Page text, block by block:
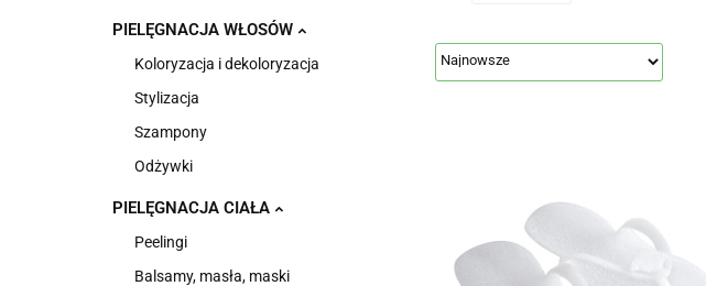
PIELĘGNACJA WŁOSÓW
Koloryzacja i dekoloryzacja
Stylizacja
Szampony
Odżywki
PIELĘGNACJA CIAŁA
Peelingi
Balsamy, masła, maski